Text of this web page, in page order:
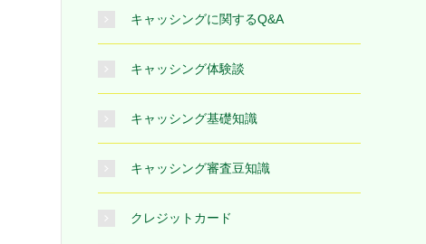
キャッシングに関するQ&A
キャッシング体験談
キャッシング基礎知識
キャッシング審査豆知識
クレジットカード